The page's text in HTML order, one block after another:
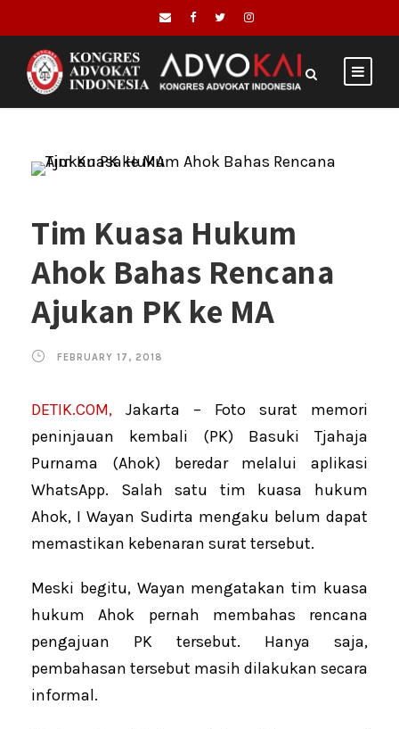
Tim Kuasa Hukum
Ahok Bahas Rencana
Ajukan PK ke MA
FEBRUARY 17, 2018
DETIK.COM, Jakarta – Foto surat memori
peninjauan kembali (PK) Basuki Tjahaja
Purnama (Ahok) beredar melalui aplikasi
WhatsApp. Salah satu tim kuasa hukum
Ahok, I Wayan Sudirta mengaku belum dapat
memastikan kebenaran surat tersebut.
Meski begitu, Wayan mengatakan tim kuasa
hukum Ahok pernah membahas rencana
pengajuan PK tersebut. Hanya saja,
pembahasan tersebut masih dilakukan secara
informal.